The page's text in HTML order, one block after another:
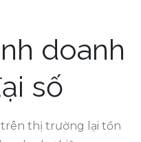
doanh
số
trên thị trường lại tồn